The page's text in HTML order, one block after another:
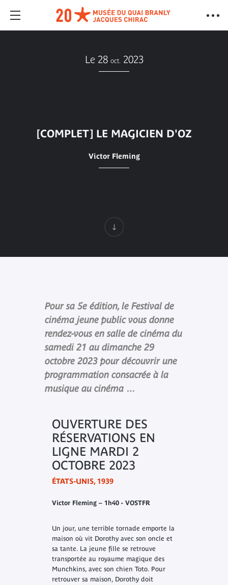
Le 28 oct. 2023
[COMPLET] LE MAGICIEN D'OZ
Victor Fleming
Pour sa 5e édition, le Festival de
cinéma jeune public vous donne
rendez-vous en salle de cinéma du
samedi 21 au dimanche 29
octobre 2023 pour découvrir une
programmation consacrée à la
musique au cinéma …
OUVERTURE DES
RÉSERVATIONS EN
LIGNE MARDI 2
OCTOBRE 2023
ÉTATS-UNIS, 1939
Victor Fleming – 1h40 - VOSTFR
Un jour, une terrible tornade emporte la
maison où vit Dorothy avec son oncle et
sa tante. La jeune fille se retrouve
transportée au royaume magique des
Munchkins, avec son chien Toto. Pour
retrouver sa maison, Dorothy doit